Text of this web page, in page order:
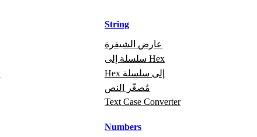
String
عارض الشيفرة
سلسلة إلى Hex
Hex إلى سلسلة
مُصغّر النص
Text Case Converter
Numbers